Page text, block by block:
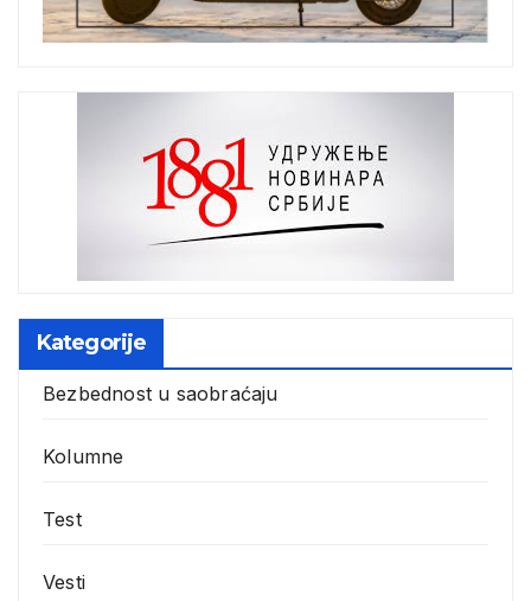
Kategorije
Bezbednost u saobraćaju
Kolumne
Test
Vesti